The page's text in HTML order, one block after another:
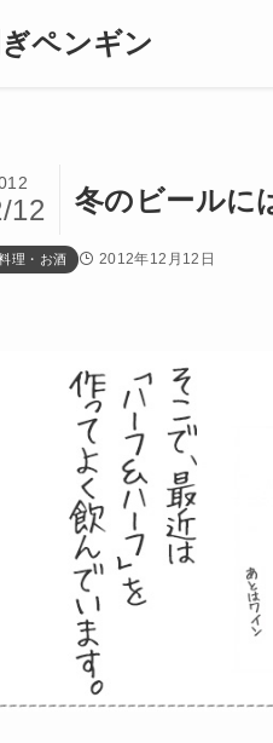
ペンギン
冬のビールに
12
理・お酒 2012年12月12日